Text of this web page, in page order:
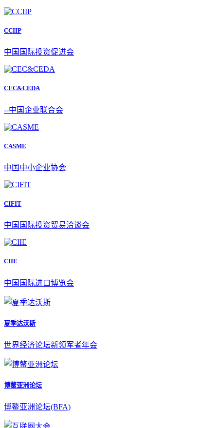
CCIIP
中国国际投资促进会
CEC&CEDA
--中国企业联合会
CASME
中国中小企业协会
CIFIT
中国国际投资贸易洽谈会
CIIE
中国国际进口博览会
夏季达沃斯
世界经济论坛新领军者年会
博鳌亚洲论坛
博鳌亚洲论坛(BFA)